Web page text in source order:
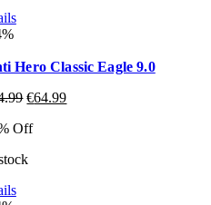
Hero Classic Eagle 9.0
€64.99
Off